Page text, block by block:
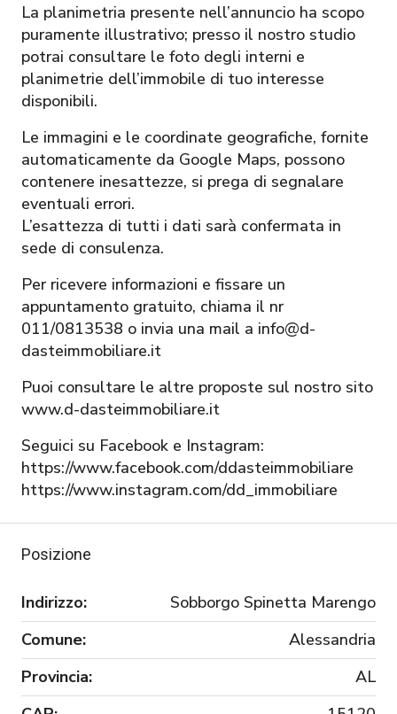
La planimetria presente nell’annuncio ha scopo
puramente illustrativo; presso il nostro studio
potrai consultare le foto degli interni e
planimetrie dell’immobile di tuo interesse
disponibili.
Le immagini e le coordinate geografiche, fornite
automaticamente da Google Maps, possono
contenere inesattezze, si prega di segnalare
eventuali errori.
L’esattezza di tutti i dati sarà confermata in
sede di consulenza.
Per ricevere informazioni e fissare un
appuntamento gratuito, chiama il nr
011/0813538 o invia una mail a info@d-
dasteimmobiliare.it
Puoi consultare le altre proposte sul nostro sito
www.d-dasteimmobiliare.it
Seguici su Facebook e Instagram:
https://www.facebook.com/ddasteimmobiliare
https://www.instagram.com/dd_immobiliare
Posizione
Indirizzo:
Sobborgo Spinetta Marengo
Comune:
Alessandria
Provincia:
AL